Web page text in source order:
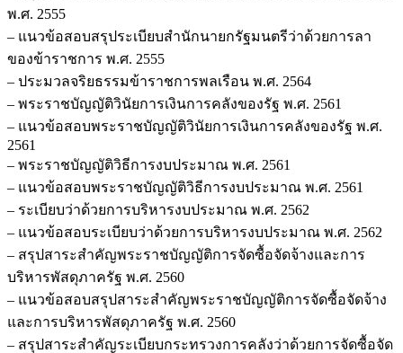
พ.ศ. 2555
– แนวข้อสอบสรุประเบียบสำนักนายกรัฐมนตรีว่าด้วยการลา
ของข้าราชการ พ.ศ. 2555
– ประมวลจริยธรรมข้าราชการพลเรือน พ.ศ. 2564
– พระราชบัญญัติวินัยการเงินการคลังของรัฐ พ.ศ. 2561
– แนวข้อสอบพระราชบัญญัติวินัยการเงินการคลังของรัฐ พ.ศ.
2561
– พระราชบัญญัติวิธีการงบประมาณ พ.ศ. 2561
– แนวข้อสอบพระราชบัญญัติวิธีการงบประมาณ พ.ศ. 2561
– ระเบียบว่าด้วยการบริหารงบประมาณ พ.ศ. 2562
– แนวข้อสอบระเบียบว่าด้วยการบริหารงบประมาณ พ.ศ. 2562
– สรุปสาระสำคัญพระราชบัญญัติการจัดซื้อจัดจ้างและการ
บริหารพัสดุภาครัฐ พ.ศ. 2560
– แนวข้อสอบสรุปสาระสำคัญพระราชบัญญัติการจัดซื้อจัดจ้าง
และการบริหารพัสดุภาครัฐ พ.ศ. 2560
– สรุปสาระสำคัญระเบียบกระทรวงการคลังว่าด้วยการจัดซื้อจัด